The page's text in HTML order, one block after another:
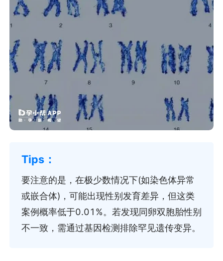
要注意的是，在极少数情况下(如染色体异常
或嵌合体)，可能出现性别发育差异，但这类
案例概率低于0.01%。若发现同卵双胞胎性别
不一致，需通过基因检测排除罕见遗传变异。